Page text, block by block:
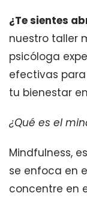
¿Te sientes
nuestro taller
psicóloga
efectivas
tu bienestar
¿Qué es el
Mindfulness,
se enfoca en
concentre en